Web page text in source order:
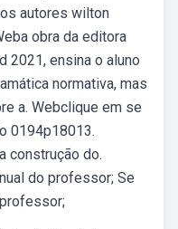
autores wilton
obra da editora
2021, ensina o aluno
normativa, mas
a. Webclique em se
0194p18013.
construção do.
do professor; Se